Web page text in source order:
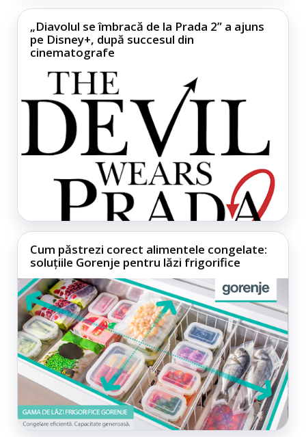
„Diavolul se îmbracă de la Prada 2” a ajuns
pe Disney+, după succesul din
cinematografe
Cum păstrezi corect alimentele congelate:
soluțiile Gorenje pentru lăzi frigorifice